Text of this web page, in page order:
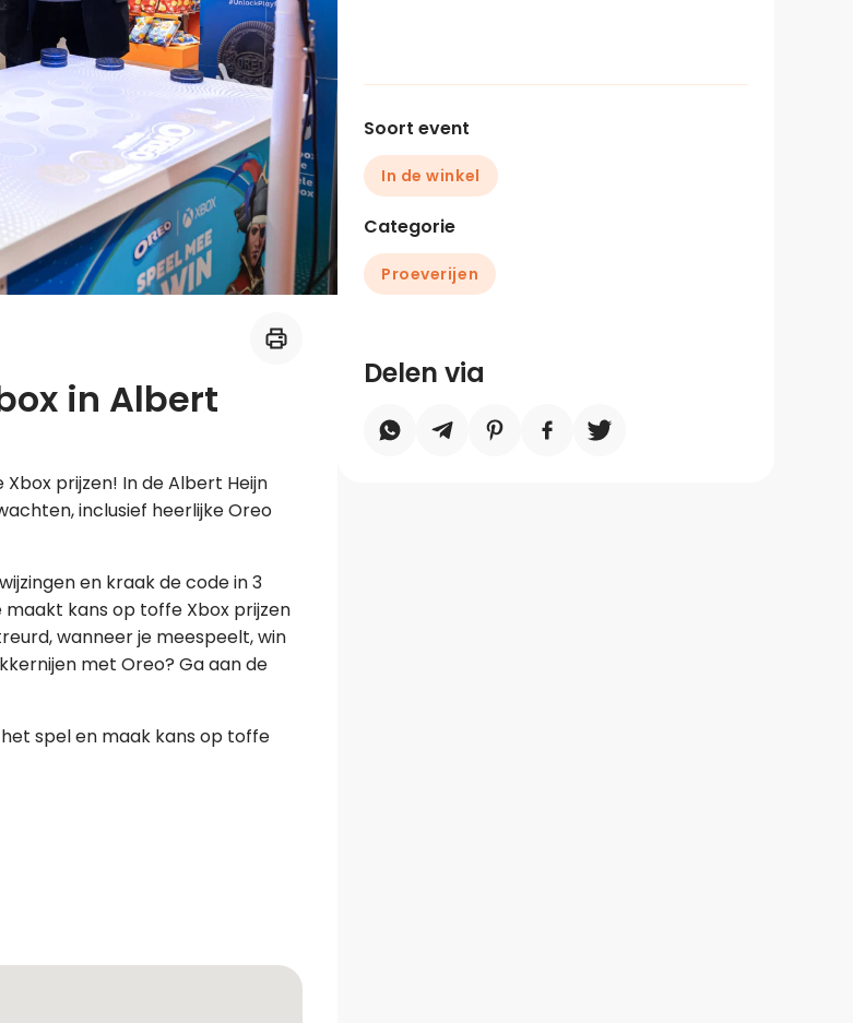
Midden-Oosters
Kooktips & blogs
Leer koken als een chef
Kooktips & blogs
in Albert
prijzen! In de Albert Heijn
inclusief heerlijke Oreo
en kraak de code in 3
maakt kans op toffe Xbox prijzen
wanneer je meespeelt, win
met Oreo? Ga aan de
spel en maak kans op toffe
Soort event
In de winkel
Categorie
Proeverijen
Delen via